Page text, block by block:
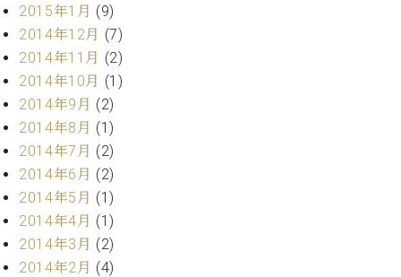
房
ブ
グ
ア
ク
セ
ス
お
い
合
わ
せ
2015年1月 (9)
2014年12月 (7)
2014年11月 (2)
2014年10月 (1)
2014年9月 (2)
2014年8月 (1)
2014年7月 (2)
2014年6月 (2)
2014年5月 (1)
2014年4月 (1)
2014年3月 (2)
2014年2月 (4)